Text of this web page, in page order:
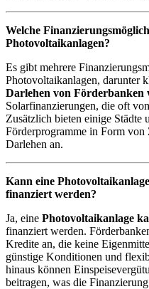
Welche
Photovoltaikanlagen?
Es gibt mehrere
Photovoltaikanlagen, darunter
Darlehen von Förderbanken
Solarfinanzierungen, die oft
Zusätzlich bieten einige Städte
Förderprogramme in Form von
Darlehen an.
Kann eine
finanziert werden?
Ja, eine Photovoltaikanlage
finanziert werden.
Kredite an, die keine
günstige Konditionen und
hinaus können
beitragen, was die